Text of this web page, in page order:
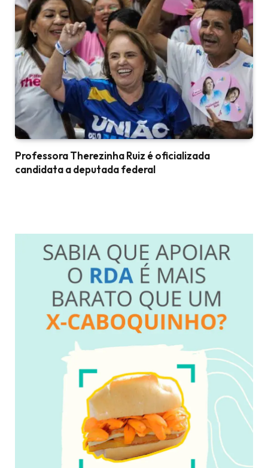
Professora Therezinha Ruiz é oficializada
candidata a deputada federal